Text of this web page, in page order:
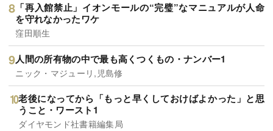
「再入館禁止」イオンモールの“完璧”なマニュアルが人命
を守れなかったワケ
窪田順生
人間の所有物の中で最も高くつくもの・ナンバー1
ニック・マジューリ,児島修
老後になってから「もっと早くしておけばよかった」と思
うこと・ワースト1
ダイヤモンド社書籍編集局